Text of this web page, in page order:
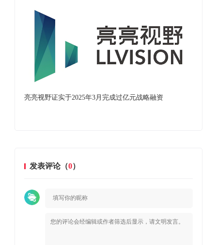
亮亮视野证实于2025年3月完成过亿元战略融资
发表评论（0）